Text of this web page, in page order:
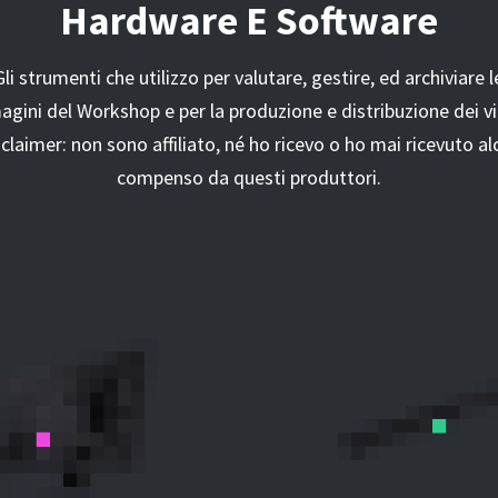
Hardware E Software
strumenti che utilizzo per valutare, gestire, ed archiviare
del Workshop e per la produzione e distribuzione dei
non sono affiliato, né ho ricevo o ho mai ricevuto
compenso da questi produttori.